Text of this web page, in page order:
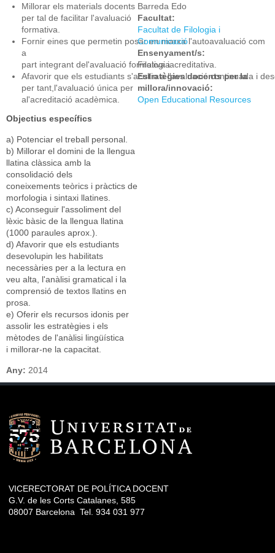
Millorar els materials docents
per tal de facilitar lʹavaluació
formativa.
Fornir eines que permetin posar en marxa lʹautoavaluació com
a
part integrant delʹavaluació formativa iacreditativa.
Afavorir que els estudiants sʹacullin a lʹavaluació continuada i
per tant,lʹavaluació única per
alʹacreditació acadèmica.
Objectius específics
a) Potenciar el treball personal.
b) Millorar el domini de la llengua
llatina clàssica amb la
consolidació dels
coneixements teòrics i pràctics de
morfologia i sintaxi llatines.
c) Aconseguir lʹassoliment del
lèxic bàsic de la llengua llatina
(1000 paraules aprox.).
d) Afavorir que els estudiants
desevolupin les habilitats
necessàries per a la lectura en
veu alta, lʹanàlisi gramatical i la
comprensió de textos llatins en
prosa.
e) Oferir els recursos idonis per
assolir les estratègies i els
mètodes de lʹanàlisi lingüística
i millorar‐ne la capacitat.
Barreda Edo
Facultat:
Facultat de Filologia i
Comunicació
Ensenyament/s:
Filologia
Estratègies docents per la
millora/innovació:
Open Educational Resources
Any: 2014
VICERECTORAT DE POLÍTICA DOCENT
G.V. de les Corts Catalanes, 585
08007 Barcelona Tel. 934 031 977